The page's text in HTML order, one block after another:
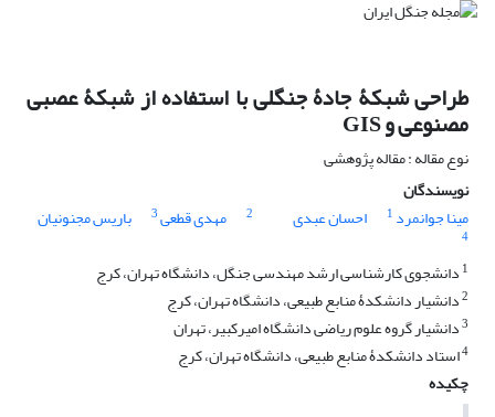
طراحی شبکۀ جادۀ جنگلی با استفاده از شبکۀ عصبی
مصنوعی و GIS
نوع مقاله : مقاله پژوهشی
نویسندگان
مینا جوانمرد 1 احسان عبدی 2 مهدی قطعی3 باریس مجنونیان
4
1 دانشجوی کارشناسی ارشد مهندسی جنگل، دانشگاه تهران، کرج
2دانشیار دانشکدۀ منابع طبیعی، دانشگاه تهران، کرج
3دانشیار گروه علوم ریاضی دانشگاه امیرکبیر، تهران
4استاد دانشکدۀ منابع طبیعی، دانشگاه تهران، کرج
چکیده